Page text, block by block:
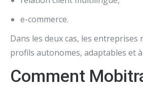
e-commerce.
Dans les deux cas, les entreprises
profils autonomes, adaptables et à
Comment